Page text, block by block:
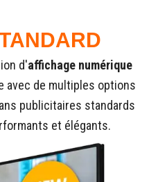
d'affichage numérique
avec de multiples options
publicitaires standards
et élégants.